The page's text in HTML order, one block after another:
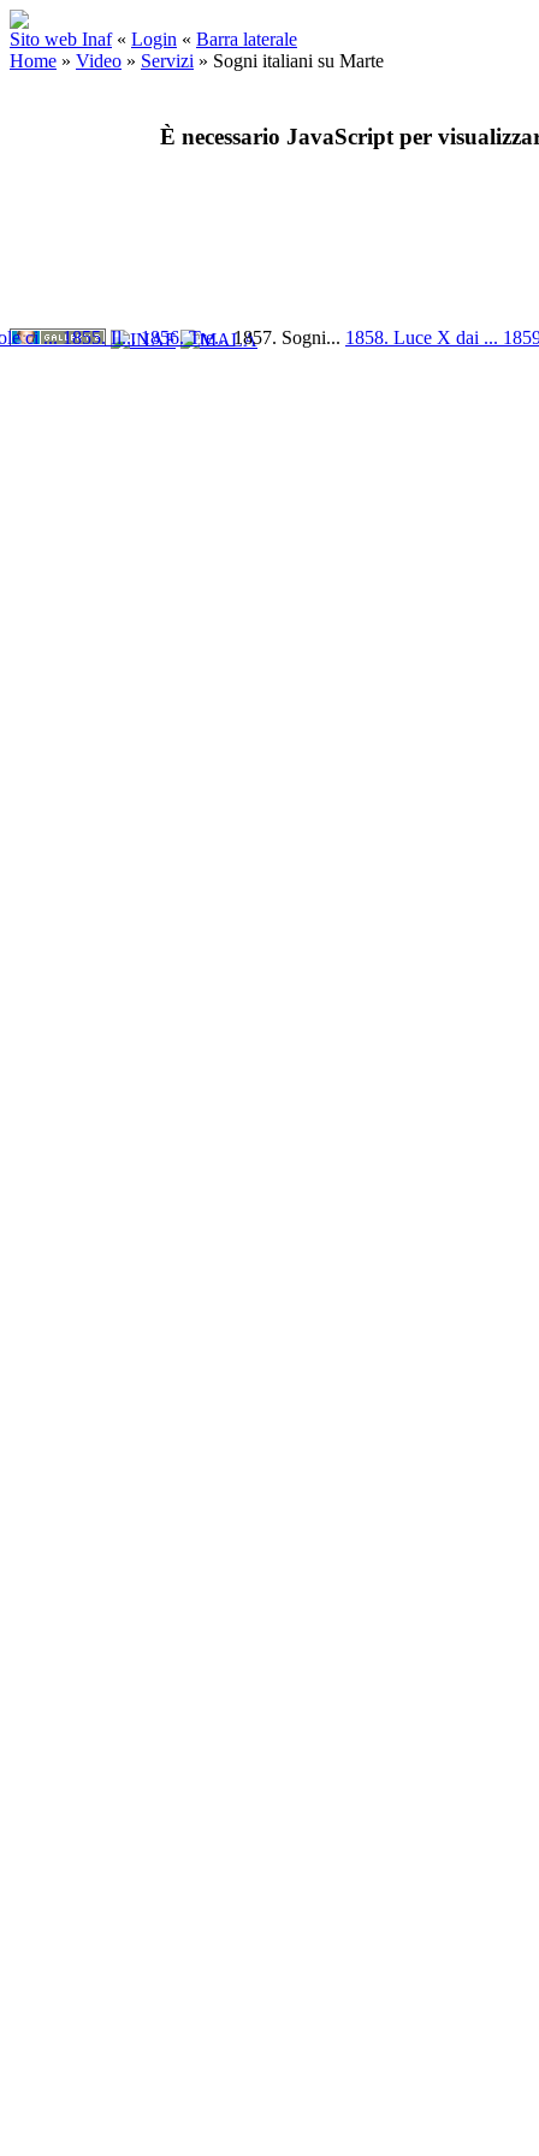
Sito web Inaf « Login « Barra laterale
Home » Video » Servizi » Sogni italiani su Marte
È necessario JavaScript per
ci ...1855. Il...1856. Tre...1857. Sogni... 1858. Luce X dai ...